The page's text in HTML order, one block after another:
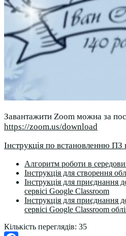
Завантажити Zoom можна за
https://zoom.us/download
Інструкція по встановленню ПЗ
Алгоритм роботи в
Інструкція для створення
Інструкція для приєднання
сервісі Google Classroom
Інструкція для приєднання
сервісі Google Classroom
Кількість переглядів: 35